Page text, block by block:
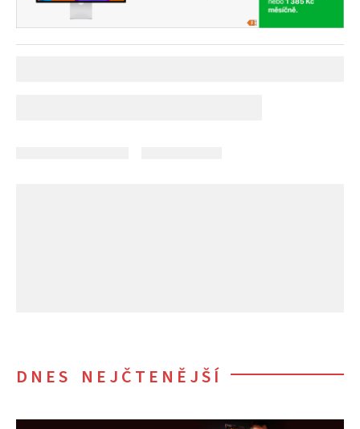
DNES NEJČTENĚJŠÍ